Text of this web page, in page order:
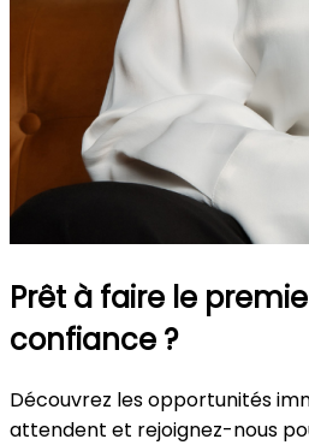
Prêt à faire le
confiance ?
Découvrez les opportunités
attendent et rejoignez-nous